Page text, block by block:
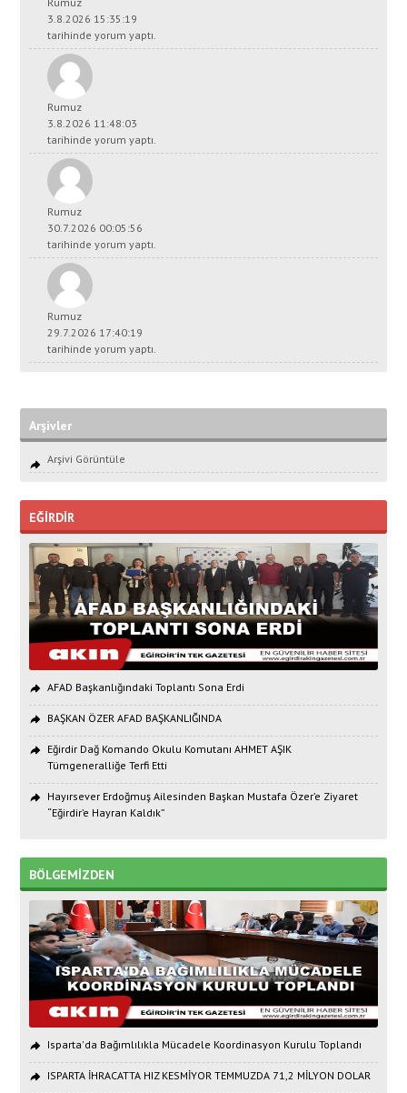
3.8.2026 15:35:19
tarihinde yorum yaptı.
Rumuz
3.8.2026 11:48:03
tarihinde yorum yaptı.
Rumuz
30.7.2026 00:05:56
tarihinde yorum yaptı.
Rumuz
29.7.2026 17:40:19
tarihinde yorum yaptı.
Arşivler
Arşivi Görüntüle
EĞİRDİR
AFAD Başkanlığındaki Toplantı Sona Erdi
BAŞKAN ÖZER AFAD BAŞKANLIĞINDA
Eğirdir Dağ Komando Okulu Komutanı AHMET AŞIK
Tümgeneralliğe Terfi Etti
Hayırsever Erdoğmuş Ailesinden Başkan Mustafa Özer’e Ziyaret
“Eğirdir’e Hayran Kaldık”
BÖLGEMİZDEN
Isparta'da Bağımlılıkla Mücadele Koordinasyon Kurulu Toplandı
ISPARTA İHRACATTA HIZ KESMİYOR TEMMUZDA 71,2 MİLYON DOLAR